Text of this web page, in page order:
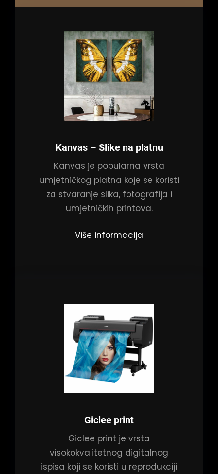
Kanvas– Slike na platnu
Kanvas je popularna vrsta
umjetničkog platna koje se koristi
za stvaranje slika, fotografija i
umjetničkih printova.
Više informacija
Giclee print
Giclee print je vrsta
visokokvalitetnog digitalnog
ispisa koji se koristi u reprodukciji